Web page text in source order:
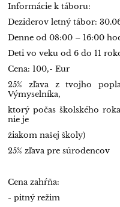
Informácie k táboru:
Deziderov letný tábor:
Denne od 08:00 – 16:00
Deti vo veku od 6 do 11
Cena: 100,- Eur
25% zľava z tvojho
Výmyselníka,
ktorý počas školského
nie je
žiakom našej školy)
25% zľava pre súrodencov
Cena zahŕňa:
- pitný režim